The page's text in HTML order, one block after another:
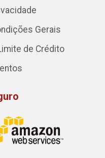
Gerais
de Crédito